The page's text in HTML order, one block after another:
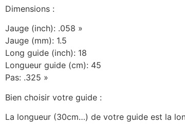
Dimensions :
Jauge (inch): .058 »
Jauge (mm): 1.5
Long guide (inch): 18
Longueur guide (cm): 45
Pas: .325 »
Bien choisir votre guide :
La longueur (30cm…) de votre guide est la